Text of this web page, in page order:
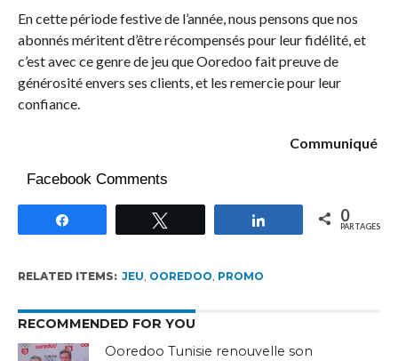
En cette période festive de l’année, nous pensons que nos
abonnés méritent d’être récompensés pour leur fidélité, et
c’est avec ce genre de jeu que Ooredoo fait preuve de
générosité envers ses clients, et les remercie pour leur
confiance.
Communiqué
Facebook Comments
Partagez 0
PARTAGES
RELATED ITEMS: JEU OOREDOO PROMO
RECOMMENDED FOR YOU
Ooredoo Tunisie renouvelle son